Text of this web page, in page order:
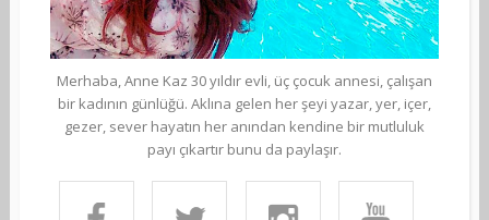
Merhaba, Anne Kaz 30 yıldır evli, üç çocuk annesi, çalışan
bir kadının günlüğü. Aklına gelen her şeyi yazar, yer, içer,
gezer, sever hayatın her anından kendine bir mutluluk
payı çıkartır bunu da paylaşır.